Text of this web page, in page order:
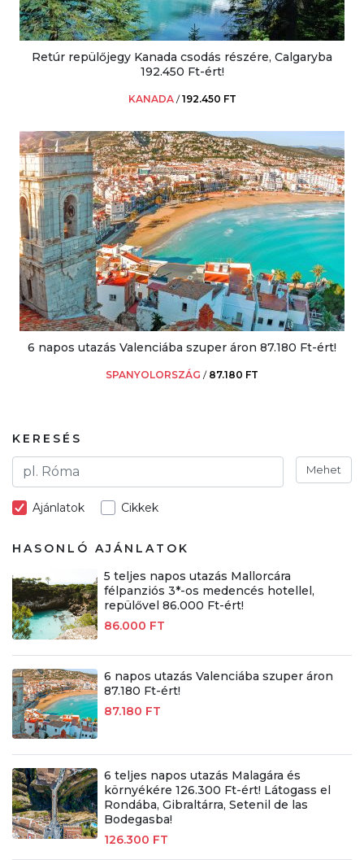
Retúr repülőjegy Kanada csodás részére, Calgaryba
192.450 Ft-ért!
KANADA /192.450 FT
6 napos utazás Valenciába szuper áron 87.180 Ft-ért!
SPANYOLORSZÁG / 87.180 FT
KERESÉS
Mehet
Ajánlatok Cikkek
HASONLÓ AJÁNLATOK
5 teljes napos utazás Mallorcára
félpanziós 3*-os medencés hotellel,
repülővel 86.000 Ft-ért!
86.000 FT
6 napos utazás Valenciába szuper áron
87.180 Ft-ért!
87.180 FT
6 teljes napos utazás Malagára és
környékére 126.300 Ft-ért! Látogass el
Rondába, Gibraltárra, Setenil de las
Bodegasba!
126.300 FT